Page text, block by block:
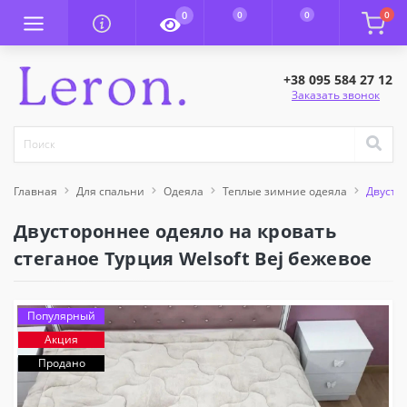
0 0 0 0
+38 095 584 27 12
Заказать звонок
Главная Для спальни Одеяла Теплые зимние одеяла
Двустороннее одеяло на кровать
стеганое Турция Welsoft Bej бежевое
Популярный
Акция
Продано